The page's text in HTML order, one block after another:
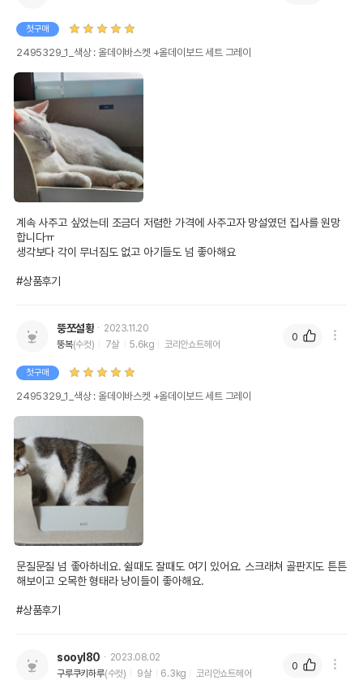
첫구매
2495329_1_색상 : 올데이바스켓 +올데이보드 세트 그레이
계속 사주고 싶었는데 조금더 저렴한 가격에 사주고자 망설였던 집사를 원망
합니다ㅠ
생각보다 각이 무너짐도 없고 아기들도 넘 좋아해요
#상품후기
뚱쪼설황
2023.11.20
뚱복(수컷) 7살 5.6kg 코리안쇼트헤어
첫구매
2495329_1_색상 : 올데이바스켓 +올데이보드 세트 그레이
문질문질 넘 좋아하네요. 쉴때도 잘때도 여기 있어요. 스크래쳐 골판지도 튼튼
해보이고 오목한 형태라 냥이들이 좋아해요.
#상품후기
0
sooyl80
2023.08.02
구루쿠키하루(수컷) 9살 6.3kg 코리안쇼트헤어
0